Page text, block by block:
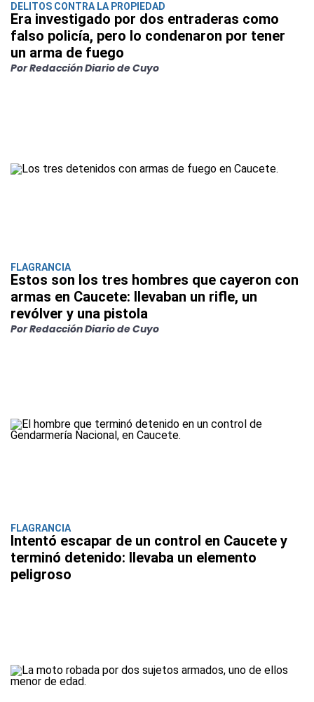
DELITOS CONTRA LA PROPIEDAD
Era investigado por dos entraderas como
falso policía, pero lo condenaron por tener
un arma de fuego
Por Redacción Diario de Cuyo
FLAGRANCIA
Estos son los tres hombres que cayeron con
armas en Caucete: llevaban un rifle, un
revólver y una pistola
Por Redacción Diario de Cuyo
FLAGRANCIA
Intentó escapar de un control en Caucete y
terminó detenido: llevaba un elemento
peligroso